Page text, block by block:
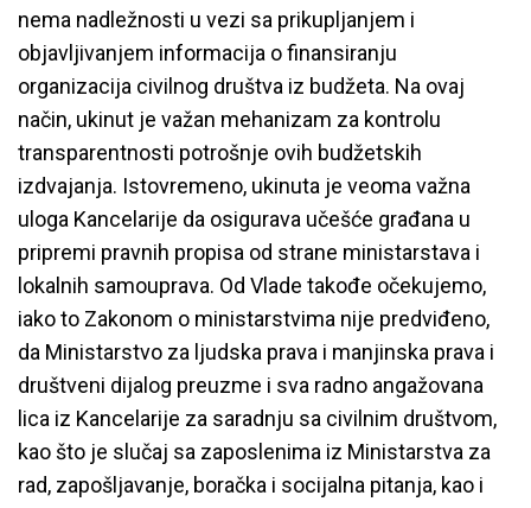
nema nadležnosti u vezi sa prikupljanjem i
objavljivanjem informacija o finansiranju
organizacija civilnog društva iz budžeta. Na ovaj
način, ukinut je važan mehanizam za kontrolu
transparentnosti potrošnje ovih budžetskih
izdvajanja. Istovremeno, ukinuta je veoma važna
uloga Kancelarije da osigurava učešće građana u
pripremi pravnih propisa od strane ministarstava i
lokalnih samouprava. Od Vlade takođe očekujemo,
iako to Zakonom o ministarstvima nije predviđeno,
da Ministarstvo za ljudska prava i manjinska prava i
društveni dijalog preuzme i sva radno angažovana
lica iz Kancelarije za saradnju sa civilnim društvom,
kao što je slučaj sa zaposlenima iz Ministarstva za
rad, zapošljavanje, boračka i socijalna pitanja, kao i